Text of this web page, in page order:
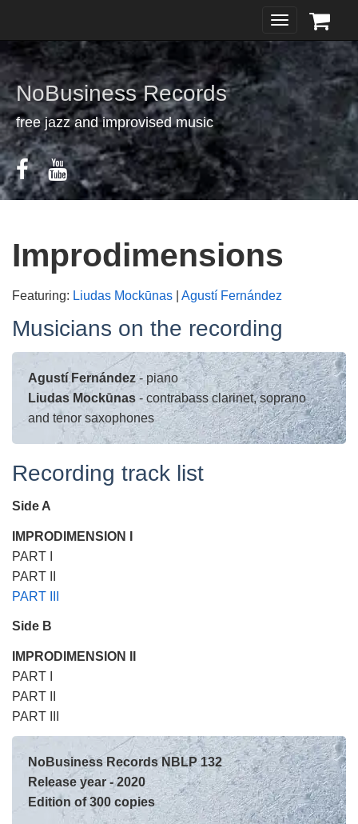
Toggle
navigation
NoBusiness Records
free jazz and improvised music
Improdimensions
Featuring: Liudas Mockūnas Agustí Fernández
Musicians on the recording
Agustí Fernández- piano
Liudas Mockūnas - contrabass clarinet, soprano
and tenor saxophones
Recording track list
Side A
IMPRODIMENSION I
PART I
PART II
PART III
Side B
IMPRODIMENSION II
PART I
PART II
PART III
NoBusiness Records NBLP 132
Release year - 2020
Edition of 300 copies